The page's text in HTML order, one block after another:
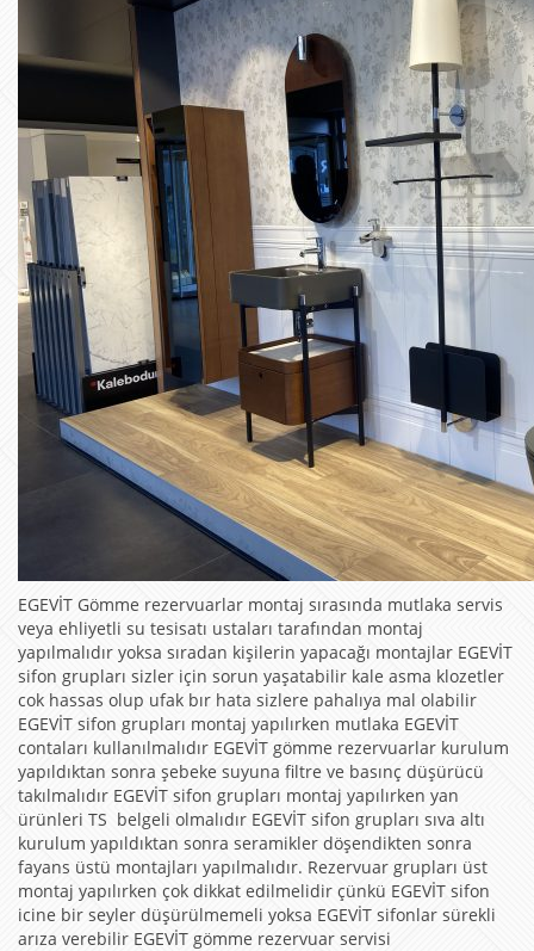
EGEVİT Gömme rezervuarlar montaj sırasında mutlaka servis
veya ehliyetli su tesisatı ustaları tarafından montaj
yapılmalıdır yoksa sıradan kişilerin yapacağı montajlar EGEVİT
sifon grupları sizler için sorun yaşatabilir kale asma klozetler
cok hassas olup ufak bır hata sizlere pahalıya mal olabilir
EGEVİT sifon grupları montaj yapılırken mutlaka EGEVİT
contaları kullanılmalıdır EGEVİT gömme rezervuarlar kurulum
yapıldıktan sonra şebeke suyuna filtre ve basınç düşürücü
takılmalıdır EGEVİT sifon grupları montaj yapılırken yan
ürünleri TS belgeli olmalıdır EGEVİT sifon grupları sıva altı
kurulum yapıldıktan sonra seramikler döşendikten sonra
fayans üstü montajları yapılmalıdır. Rezervuar grupları üst
montaj yapılırken çok dikkat edilmelidir çünkü EGEVİT sifon
icine bir seyler düşürülmemeli yoksa EGEVİT sifonlar sürekli
arıza verebilir EGEVİT gömme rezervuar servisi